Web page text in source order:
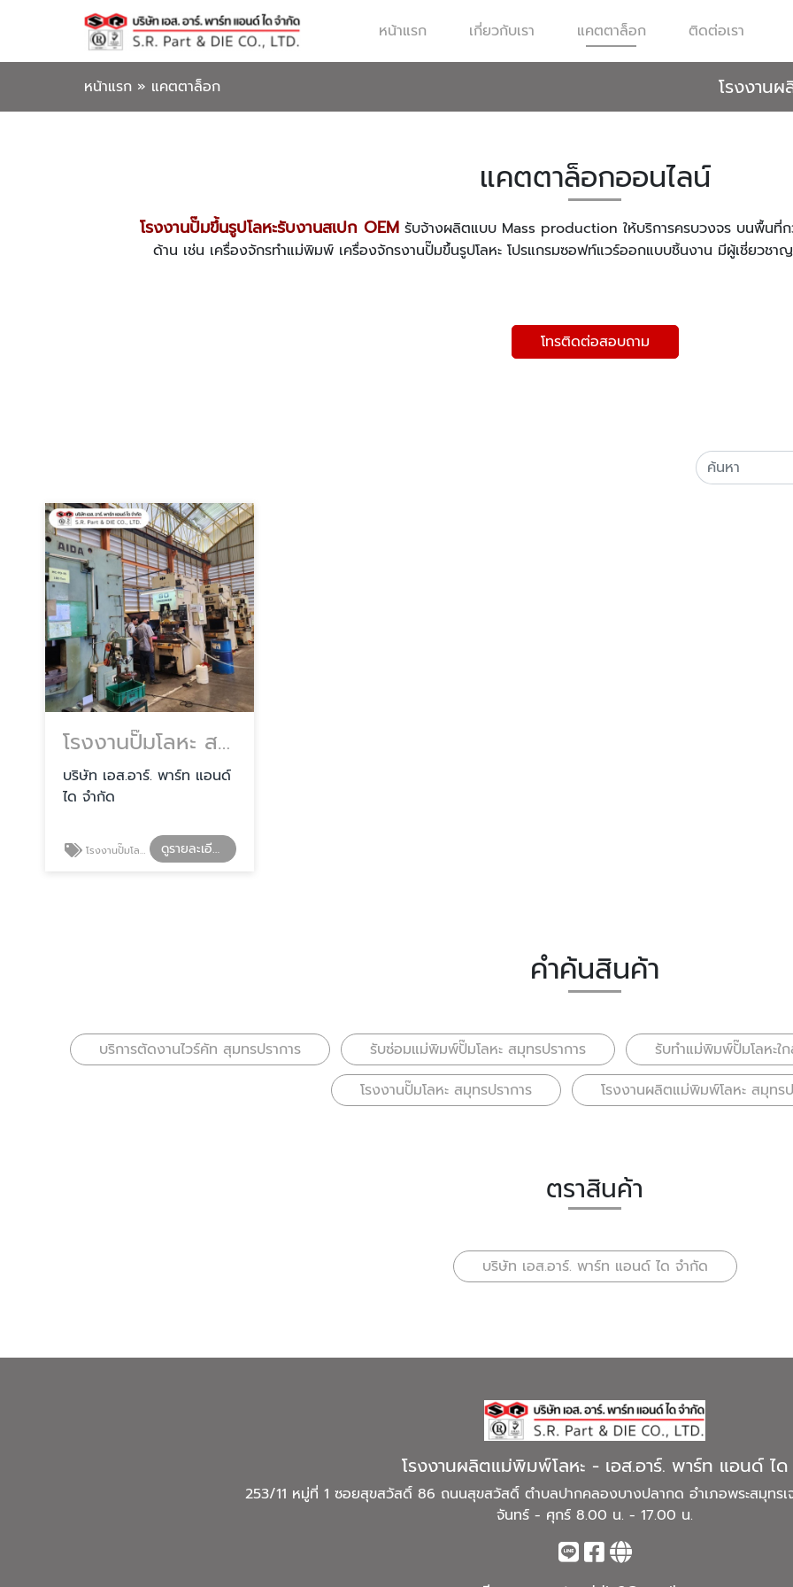
หน้าแรก เกี่ยวกับเรา แคตตาล็อก ติดต่อเรา
หน้าแรก » แคตตาล็อก โรงงาน
แคตตาล็อกออนไลน์
โรงงานปั๊มขึ้นรูปโลหะรับงานสเปก OEMรับจ้างผลิตแบบ Mass production ให้บริการครบวงจร บนพื้นที่ก
ด้าน เช่น เครื่องจักรทำแม่พิมพ์ เครื่องจักรงานปั๊มขึ้นรูปโลหะ โปรแกรมซอฟท์แวร์ออกแบบชิ้นงาน มีผู้เชี่ยวช
โทรติดต่อสอบถาม
โรงงานปั๊มโลหะ สมุทรปราการ
บริษัท เอส.อาร์. พาร์ท แอนด์
ได จำกัด
โรงงานปั๊มโลหะ สมุทรปราการ ดูรายละเอียด
คำค้นสินค้า
บริการตัดงานไวร์คัท สุมทรปราการ รับซ่อมแม่พิมพ์ปั๊มโลหะ สมุทรปราการ รับทําแม่พิมพ์ปั๊มโลหะใ
โรงงานปั๊มโลหะ สมุทรปราการ
โรงงานผลิตแม่พิมพ์โลหะ สมุทร
ตราสินค้า
บริษัท เอส.อาร์. พาร์ท แอนด์ ได จำกัด
โรงงานผลิตแม่พิมพ์โลหะ - เอส.อาร์. พาร์ท แอนด์ ได
253/11 หมู่ที่ 1 ซอยสุขสวัสดิ์ 86 ถนนสุขสวัสดิ์ ตำบลปากคลองบางปลากด อำเภอพระสมุทรเ
จันทร์ - ศุกร์ 8.00 น. - 17.00 น.